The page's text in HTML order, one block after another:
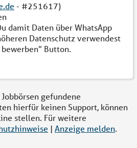
- #251617)
damit Daten über WhatsApp
Datenschutz verwendest
Button.
gefundene
hierfür keinen Support, können
stellen. Für weitere
| Anzeige melden.